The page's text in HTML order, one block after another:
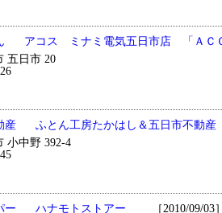
アコス ミナミ電気五日市店 「ＡＣ
五日市 20
産 ふとん工房たかはし＆五日市不動産
小中野 392-4
ー ハナモトストアー ［2010/09/03